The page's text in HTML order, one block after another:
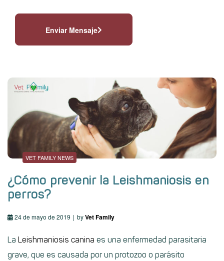
Enviar Mensaje
VET FAMILY NEWS
¿Cómo prevenir la Leishmaniosis en
perros?
24 de mayo de 2019 byVet Family
La Leishmaniosis canina es una enfermedad parasitaria
grave, que es causada por un protozoo o parásito